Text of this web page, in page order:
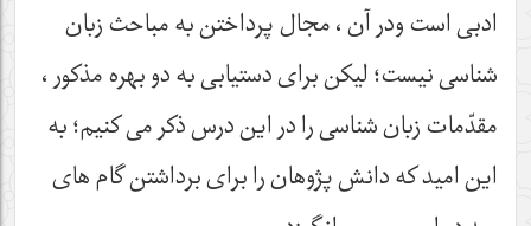
ادبی است ودر آن ، مجال پرداختن به مباحث زبان
شناسی نیست؛ لیکن برای دستیابی به دو بهره مذکور ،
مقدّمات زبان شناسی را در این درس ذکر می کنیم؛ به
این امید که دانش پژوهان را برای برداشتن گام های